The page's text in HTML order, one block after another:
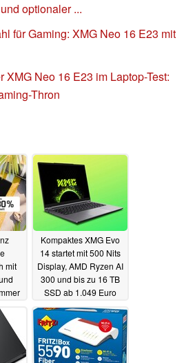
optionaler ...
für Gaming: XMG Neo 16 E23 mit
XMG Neo 16 E23 im Laptop-Test:
Thron
mit
Kompaktes XMG Evo
14 startet mit 500 Nits
Display, AMD Ryzen AI
300 und bis zu 16 TB
SSD ab 1.049 Euro
25.06.2025